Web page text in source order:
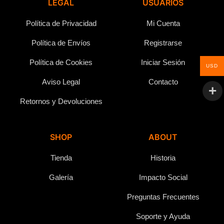
LEGAL
Política de Privacidad
Política de Envíos
Política de Cookies
Aviso Legal
Retornos y Devoluciones
USUARIOS
Mi Cuenta
Registrarse
Iniciar Sesión
Contacto
SHOP
Tienda
Galería
ABOUT
Historia
Impacto Social
Preguntas Frecuentes
Soporte y Ayuda
USD